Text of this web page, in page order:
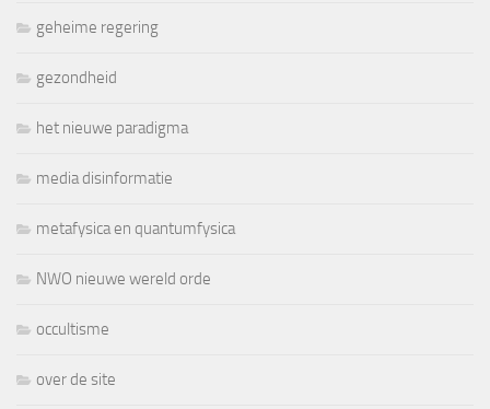
geheime regering
gezondheid
het nieuwe paradigma
media disinformatie
metafysica en quantumfysica
NWO nieuwe wereld orde
occultisme
over de site